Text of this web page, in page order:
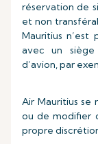
réservation de
et non
Mauritius n’est
avec un siège
d’avion, par
Air Mauritius
ou de modifier
propre